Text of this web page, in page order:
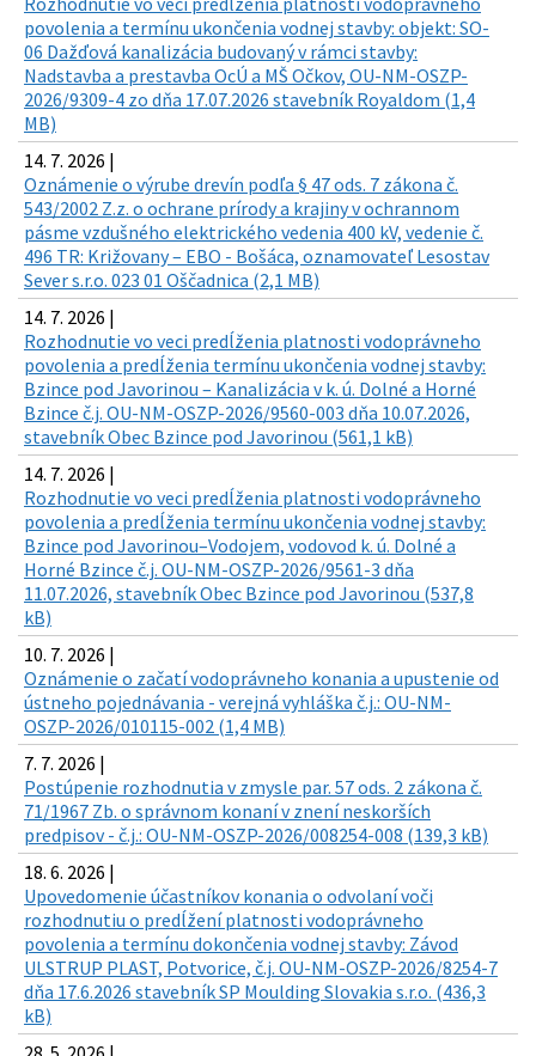
povolenia a termínu ukončenia vodnej stavby: objekt: SO-
06 Dažďová kanalizácia budovaný v rámci stavby:
Nadstavba a prestavba OcÚ a MŠ Očkov, OU-NM-OSZP-
2026/9309-4 zo dňa 17.07.2026 stavebník Royaldom (1,4
MB)
14. 7. 2026 |
Oznámenie o výrube drevín podľa § 47 ods. 7 zákona č.
543/2002 Z.z. o ochrane prírody a krajiny v ochrannom
pásme vzdušného elektrického vedenia 400 kV, vedenie č.
496 TR: Križovany – EBO - Bošáca, oznamovateľ Lesostav
Sever s.r.o. 023 01 Oščadnica (2,1 MB)
14. 7. 2026 |
Rozhodnutie vo veci predĺženia platnosti vodoprávneho
povolenia a predĺženia termínu ukončenia vodnej stavby:
Bzince pod Javorinou – Kanalizácia v k. ú. Dolné a Horné
Bzince č.j. OU-NM-OSZP-2026/9560-003 dňa 10.07.2026,
stavebník Obec Bzince pod Javorinou (561,1 kB)
14. 7. 2026 |
Rozhodnutie vo veci predĺženia platnosti vodoprávneho
povolenia a predĺženia termínu ukončenia vodnej stavby:
Bzince pod Javorinou–Vodojem, vodovod k. ú. Dolné a
Horné Bzince č.j. OU-NM-OSZP-2026/9561-3 dňa
11.07.2026, stavebník Obec Bzince pod Javorinou (537,8
kB)
10. 7. 2026 |
Oznámenie o začatí vodoprávneho konania a upustenie od
ústneho pojednávania - verejná vyhláška č.j.: OU-NM-
OSZP-2026/010115-002 (1,4 MB)
7. 7. 2026 |
Postúpenie rozhodnutia v zmysle par. 57 ods. 2 zákona č.
71/1967 Zb. o správnom konaní v znení neskorších
predpisov - č.j.: OU-NM-OSZP-2026/008254-008 (139,3 kB)
18. 6. 2026 |
Upovedomenie účastníkov konania o odvolaní voči
rozhodnutiu o predĺžení platnosti vodoprávneho
povolenia a termínu dokončenia vodnej stavby: Závod
ULSTRUP PLAST, Potvorice, č.j. OU-NM-OSZP-2026/8254-7
dňa 17.6.2026 stavebník SP Moulding Slovakia s.r.o. (436,3
kB)